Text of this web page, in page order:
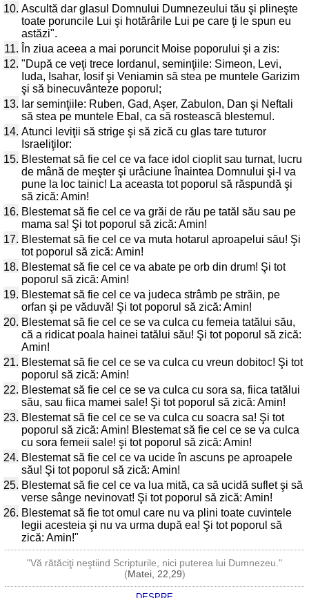
10. Ascultă dar glasul Domnului Dumnezeului tău şi plineşte
toate poruncile Lui şi hotărârile Lui pe care ţi le spun eu
astăzi".
11. În ziua aceea a mai poruncit Moise poporului şi a zis:
12. "După ce veţi trece Iordanul, seminţiile: Simeon, Levi,
Iuda, Isahar, Iosif şi Veniamin să stea pe muntele Garizim
şi să binecuvânteze poporul;
13. Iar seminţiile: Ruben, Gad, Aşer, Zabulon, Dan şi Neftali
să stea pe muntele Ebal, ca să rostească blestemul.
14. Atunci leviţii să strige şi să zică cu glas tare tuturor
Israeliţilor:
15. Blestemat să fie cel ce va face idol cioplit sau turnat, lucru
de mână de meşter şi urâciune înaintea Domnului şi-l va
pune la loc tainic! La aceasta tot poporul să răspundă şi
să zică: Amin!
16. Blestemat să fie cel ce va grăi de rău pe tatăl său sau pe
mama sa! Şi tot poporul să zică: Amin!
17. Blestemat să fie cel ce va muta hotarul aproapelui său! Şi
tot poporul să zică: Amin!
18. Blestemat să fie cel ce va abate pe orb din drum! Şi tot
poporul să zică: Amin!
19. Blestemat să fie cel ce va judeca strâmb pe străin, pe
orfan şi pe văduvă! Şi tot poporul să zică: Amin!
20. Blestemat să fie cel ce se va culca cu femeia tatălui său,
că a ridicat poala hainei tatălui său! Şi tot poporul să zică:
Amin!
21. Blestemat să fie cel ce se va culca cu vreun dobitoc! Şi tot
poporul să zică: Amin!
22. Blestemat să fie cel ce se va culca cu sora sa, fiica tatălui
său, sau fiica mamei sale! Şi tot poporul să zică: Amin!
23. Blestemat să fie cel ce se va culca cu soacra sa! Şi tot
poporul să zică: Amin! Blestemat să fie cel ce se va culca
cu sora femeii sale! şi tot poporul să zică: Amin!
24. Blestemat să fie cel ce va ucide în ascuns pe aproapele
său! Şi tot poporul să zică: Amin!
25. Blestemat să fie cel ce va lua mită, ca să ucidă suflet şi să
verse sânge nevinovat! Şi tot poporul să zică: Amin!
26. Blestemat să fie tot omul care nu va plini toate cuvintele
legii acesteia şi nu va urma după ea! Şi tot poporul să
zică: Amin!"
"Vă rătăciţi neştiind Scripturile, nici puterea lui Dumnezeu."
(Matei, 22,29)